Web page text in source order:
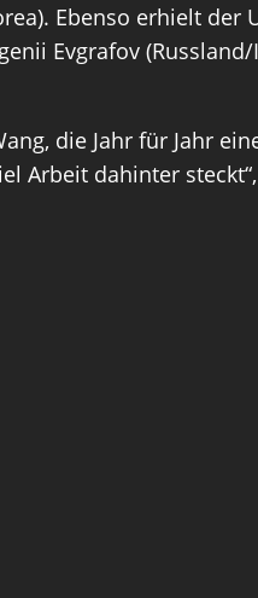
Ebenso erhielt
Evgrafov (Russland/
die Jahr für Jahr
Arbeit dahinter